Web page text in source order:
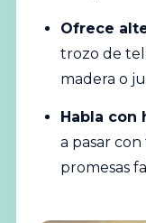
Ofrece
trozo de
madera o
Habla con
a pasar con
promesas